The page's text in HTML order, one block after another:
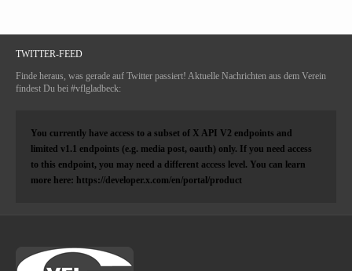
TWITTER-FEED
Finde heraus, was gerade auf Twitter passiert! Aktuelle Nachrichten aus dem Verein
findest Du bei #vflgladbeck:
You currently have access to a subset of X API V2 endpoints and
limited v1.1 endpoints (e.g. media post, oauth) only. If you need access
to this endpoint, you may need a different access level. You can learn
more here: https://developer.x.com/en/portal/product